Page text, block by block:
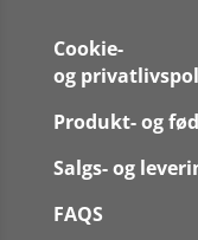
Cookie-
og
Produkt- og
Salgs- og
FAQS